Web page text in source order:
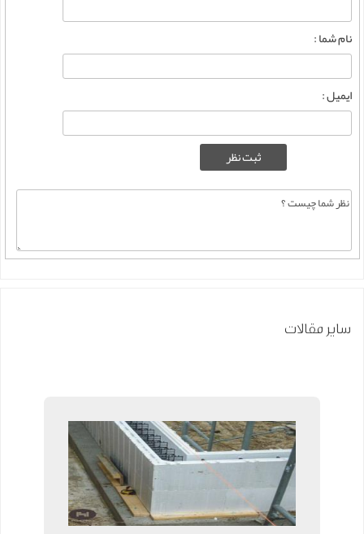
نام شما :
ایمیل :
سایر مقالات